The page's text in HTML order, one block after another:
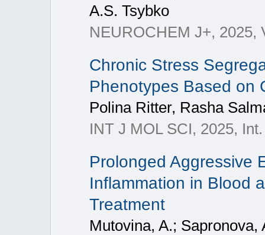
A.S. Tsybko
NEUROCHEM J+, 2025,
Chronic Stress
Phenotypes Based on
Polina Ritter, Rasha
INT J MOL SCI, 2025,
Prolonged Aggressive
Inflammation in Blood
Treatment
Mutovina, A.;